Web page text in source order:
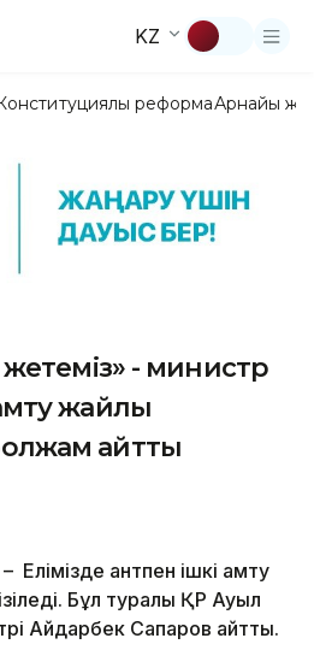
KZ
реформаАрнайы
жетеміз» - министр
жайлы
айтты
қантпен ішкі қамту
Бұл туралы ҚР Ауыл
Айдарбек Сапаров айтты.